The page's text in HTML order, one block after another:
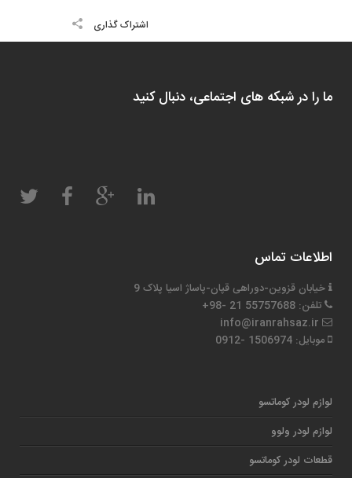
اشتراک گذاری
ما را در شبکه های اجتماعی، دنبال کنید
اطلاعات تماس
خیابان قزوین-دوراهی قپان-پاساژ اسیا پلاک 9
تلفن: 55757688 21 -98+
موبایل: 1506974 -0912
لوازم لودر کوماتسو
لوازم لودر ولوو
قطعات لودر کوماتسو